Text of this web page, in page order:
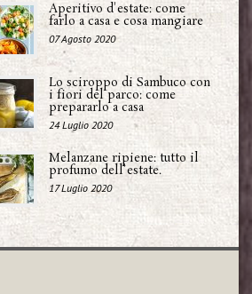
Aperitivo d'estate: come
farlo a casa e cosa mangiare
07 Agosto 2020
Lo sciroppo di Sambuco con
i fiori del parco: come
prepararlo a casa
24 Luglio 2020
Melanzane ripiene: tutto il
profumo dell'estate.
17 Luglio 2020